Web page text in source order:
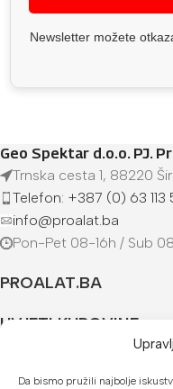
Da bismo pružili najbolje
Newsletter možete
Geo Spektar d.o.o. PJ.
Trnska cesta 1, 88220
Telefon: +387 (0) 63 113
info@proalat.ba
Pon-Pet 08-16h / Sub
PROALAT.BA
UVJETI KUPOVINE